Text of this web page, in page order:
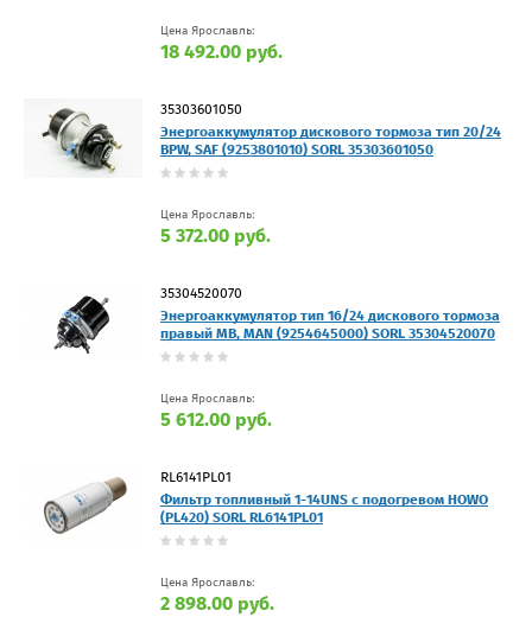
Цена Ярославль:
18 492.00 руб.
35303601050
Энергоаккумулятор дискового тормоза тип 20/24
BPW, SAF (9253801010) SORL 35303601050
Цена Ярославль:
5 372.00 руб.
35304520070
Энергоаккумулятор тип 16/24 дискового тормоза
правый MB, MAN (9254645000) SORL 35304520070
Цена Ярославль:
5 612.00 руб.
RL6141PL01
Фильтр топливный 1-14UNS с подогревом HOWO
(PL420) SORL RL6141PL01
Цена Ярославль:
2 898.00 руб.